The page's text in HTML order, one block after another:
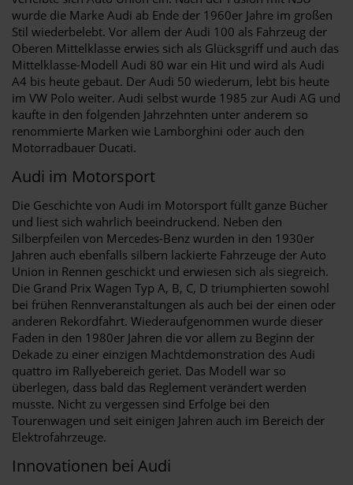
wurde die Marke Audi ab Ende der 1960er Jahre im großen
Stil wiederbelebt. Vor allem der Audi 100 als Fahrzeug der
Oberen Mittelklasse erwies sich als Glücksgriff und auch das
Mittelklasse-Modell Audi 80 war ein Hit und wird als Audi
A4 bis heute gebaut. Der Audi 50 wiederum, lebt bis heute
im VW Polo weiter. Audi selbst wurde 1985 zur Audi AG und
kaufte in den folgenden Jahrzehnten unter anderem so
renommierte Marken wie Lamborghini oder auch den
Motorradbauer Ducati.
Audi im Motorsport
Die Geschichte von Audi im Motorsport füllt ganze Bücher
und liest sich wahrlich beeindruckend. Neben den
Silberpfeilen von Mercedes-Benz wurden in den 1930er
Jahren auch ebenfalls silbern lackierte Fahrzeuge der Auto
Union in Rennen geschickt und erwiesen sich als siegreich.
Die Grand Prix Wagen Typ A, B, C, D triumphierten sowohl
bei frühen Rennveranstaltungen als auch bei der einen oder
anderen Rekordfahrt. Wiederaufgenommen wurde dieser
Faden in den 1980er Jahren die vor allem zu Beginn der
Dekade zu einer einzigen Machtdemonstration des Audi
quattro im Rallyebereich geriet. Das Modell war so
überlegen, dass bald das Reglement verändert werden
musste. Nicht zu vergessen sind Erfolge bei den
Tourenwagen und seit einigen Jahren auch im Bereich der
Elektrofahrzeuge.
Innovationen bei Audi